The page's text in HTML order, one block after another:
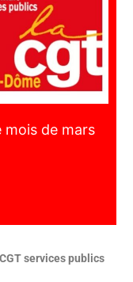
mois de mars
services publics